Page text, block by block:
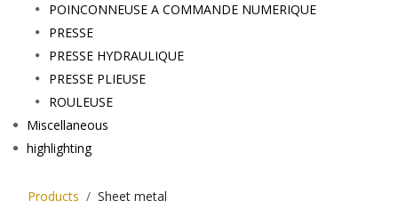
POINCONNEUSE A COMMANDE NUMERIQUE
PRESSE
PRESSE HYDRAULIQUE
PRESSE PLIEUSE
ROULEUSE
Miscellaneous
highlighting
Products Sheet metal